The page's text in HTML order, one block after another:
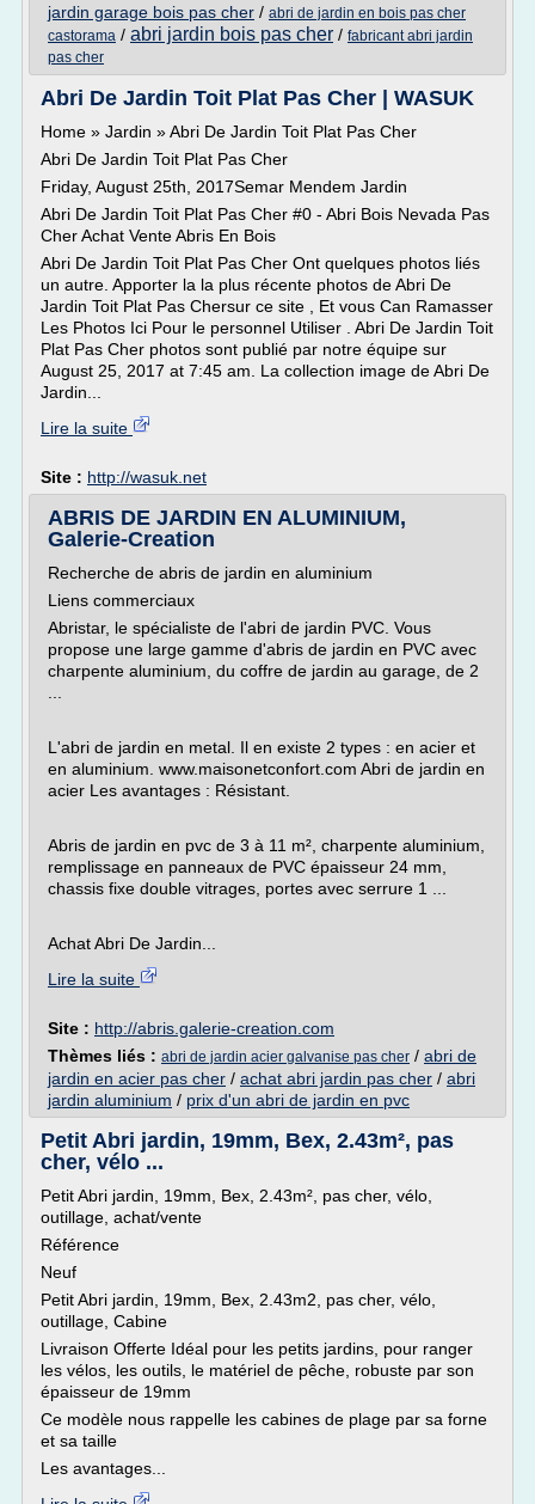
jardin garage bois pas cher / abri de jardin en bois pas cher
castorama / abri jardin bois pas cher / fabricant abri jardin
pas cher
Abri De Jardin Toit Plat Pas Cher | WASUK
Home » Jardin » Abri De Jardin Toit Plat Pas Cher
Abri De Jardin Toit Plat Pas Cher
Friday, August 25th, 2017Semar Mendem Jardin
Abri De Jardin Toit Plat Pas Cher #0 - Abri Bois Nevada Pas
Cher Achat Vente Abris En Bois
Abri De Jardin Toit Plat Pas Cher Ont quelques photos liés
un autre. Apporter la la plus récente photos de Abri De
Jardin Toit Plat Pas Chersur ce site , Et vous Can Ramasser
Les Photos Ici Pour le personnel Utiliser . Abri De Jardin Toit
Plat Pas Cher photos sont publié par notre équipe sur
August 25, 2017 at 7:45 am. La collection image de Abri De
Jardin...
Lire la suite
Site : http://wasuk.net
ABRIS DE JARDIN EN ALUMINIUM,
Galerie-Creation
Recherche de abris de jardin en aluminium
Liens commerciaux
Abristar, le spécialiste de l'abri de jardin PVC. Vous
propose une large gamme d'abris de jardin en PVC avec
charpente aluminium, du coffre de jardin au garage, de 2
L'abri de jardin en metal. Il en existe 2 types : en acier et
en aluminium. www.maisonetconfort.com Abri de jardin en
acier Les avantages : Résistant.
Abris de jardin en pvc de 3 à 11 m², charpente aluminium,
remplissage en panneaux de PVC épaisseur 24 mm,
chassis fixe double vitrages, portes avec serrure 1 ...
Achat Abri De Jardin...
Lire la suite
Site : http://abris.galerie-creation.com
Thèmes liés : abri de jardin acier galvanise pas cher / abri de
jardin en acier pas cher / achat abri jardin pas cher / abri
jardin aluminium / prix d'un abri de jardin en pvc
Petit Abri jardin, 19mm, Bex, 2.43m², pas
cher, vélo ...
Petit Abri jardin, 19mm, Bex, 2.43m², pas cher, vélo,
outillage, achat/vente
Référence
Neuf
Petit Abri jardin, 19mm, Bex, 2.43m2, pas cher, vélo,
outillage, Cabine
Livraison Offerte Idéal pour les petits jardins, pour ranger
les vélos, les outils, le matériel de pêche, robuste par son
épaisseur de 19mm
Ce modèle nous rappelle les cabines de plage par sa forne
et sa taille
Les avantages...